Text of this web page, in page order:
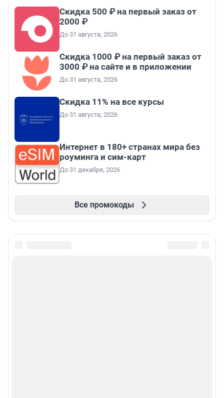
Скидка 500 ₽ на первый заказ от
2000 ₽
До 31 августа, 2026
Скидка 1000 ₽ на первый заказ от
3000 ₽ на сайте и в приложении
До 31 августа, 2026
Скидка 11% на все курсы
До 31 августа, 2026
Интернет в 180+ странах мира без
роуминга и сим-карт
До 31 декабря, 2026
Все промокоды